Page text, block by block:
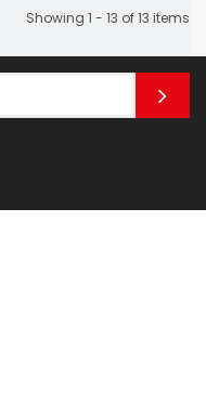
Showing 1 - 13 of 13 items